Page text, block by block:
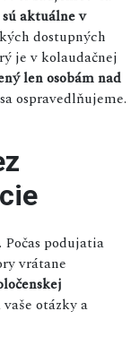
aktuálne v
dostupných
je v kolaudačnej
len osobám nad
ospravedlňujeme.
. Počas podujatia
vrátane
otázky a